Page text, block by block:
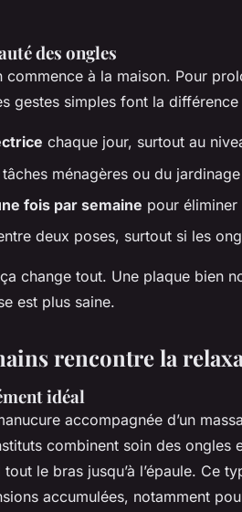
des ongles
commence à la maison. Pour
gestes simples font la différence
chaque jour, surtout au
ménagères ou du jardinage
fois par semaine pour
deux poses, surtout si les
change tout. Une plaque bien
est plus saine.
rencontre la
idéal
accompagnée d’un
combinent soin des ongles
le bras jusqu’à l’épaule. Ce
accumulées, notamment